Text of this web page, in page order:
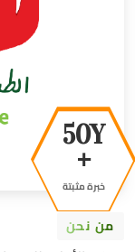
50Y
+
خبرة مثبتة
من نحن